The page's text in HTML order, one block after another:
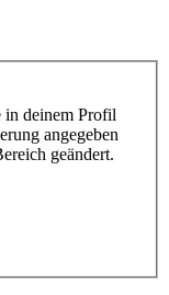
in deinem Profil
angegeben
geändert.